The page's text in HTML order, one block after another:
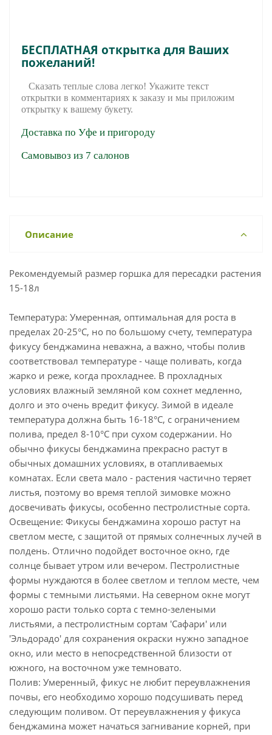
БЕСПЛАТНАЯ открытка для Ваших
пожеланий!
Сказать теплые слова легко! Укажите текст
открытки в комментариях к заказу и мы приложим
открытку к вашему букету.
Доставка по Уфе и пригороду
Самовывоз из 7 салонов
Описание
Рекомендуемый размер горшка для пересадки растения
15-18л
Температура: Умеренная, оптимальная для роста в
пределах 20-25°С, но по большому счету, температура
фикусу бенджамина неважна, а важно, чтобы полив
соответствовал температуре - чаще поливать, когда
жарко и реже, когда прохладнее. В прохладных
условиях влажный земляной ком сохнет медленно,
долго и это очень вредит фикусу. Зимой в идеале
температура должна быть 16-18°С, с ограничением
полива, предел 8-10°С при сухом содержании. Но
обычно фикусы бенджамина прекрасно растут в
обычных домашних условиях, в отапливаемых
комнатах. Если света мало - растения частично теряет
листья, поэтому во время теплой зимовке можно
досвечивать фикусы, особенно пестролистные сорта.
Освещение: Фикусы бенджамина хорошо растут на
светлом месте, с защитой от прямых солнечных лучей в
полдень. Отлично подойдет восточное окно, где
солнце бывает утром или вечером. Пестролистные
формы нуждаются в более светлом и теплом месте, чем
формы с темными листьями. На северном окне могут
хорошо расти только сорта с темно-зелеными
листьями, а пестролистным сортам 'Сафари' или
'Эльдорадо' для сохранения окраски нужно западное
окно, или место в непосредственной близости от
южного, на восточном уже темновато.
Полив: Умеренный, фикус не любит переувлажнения
почвы, его необходимо хорошо подсушивать перед
следующим поливом. От переувлажнения у фикуса
бенджамина может начаться загнивание корней, при